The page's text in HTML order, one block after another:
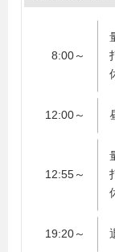
8:00～
12:00～
12:55～
19:20～